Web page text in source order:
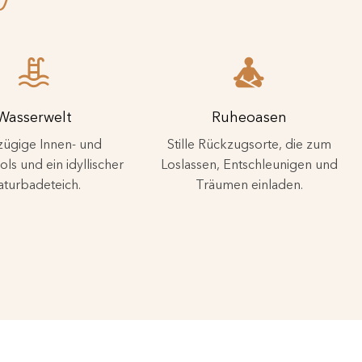
Innen- und
und ein idyllischer
Ruheoasen
Stille Rückzugsorte, die zum
Loslassen, Entschleunigen und
Träumen einladen.